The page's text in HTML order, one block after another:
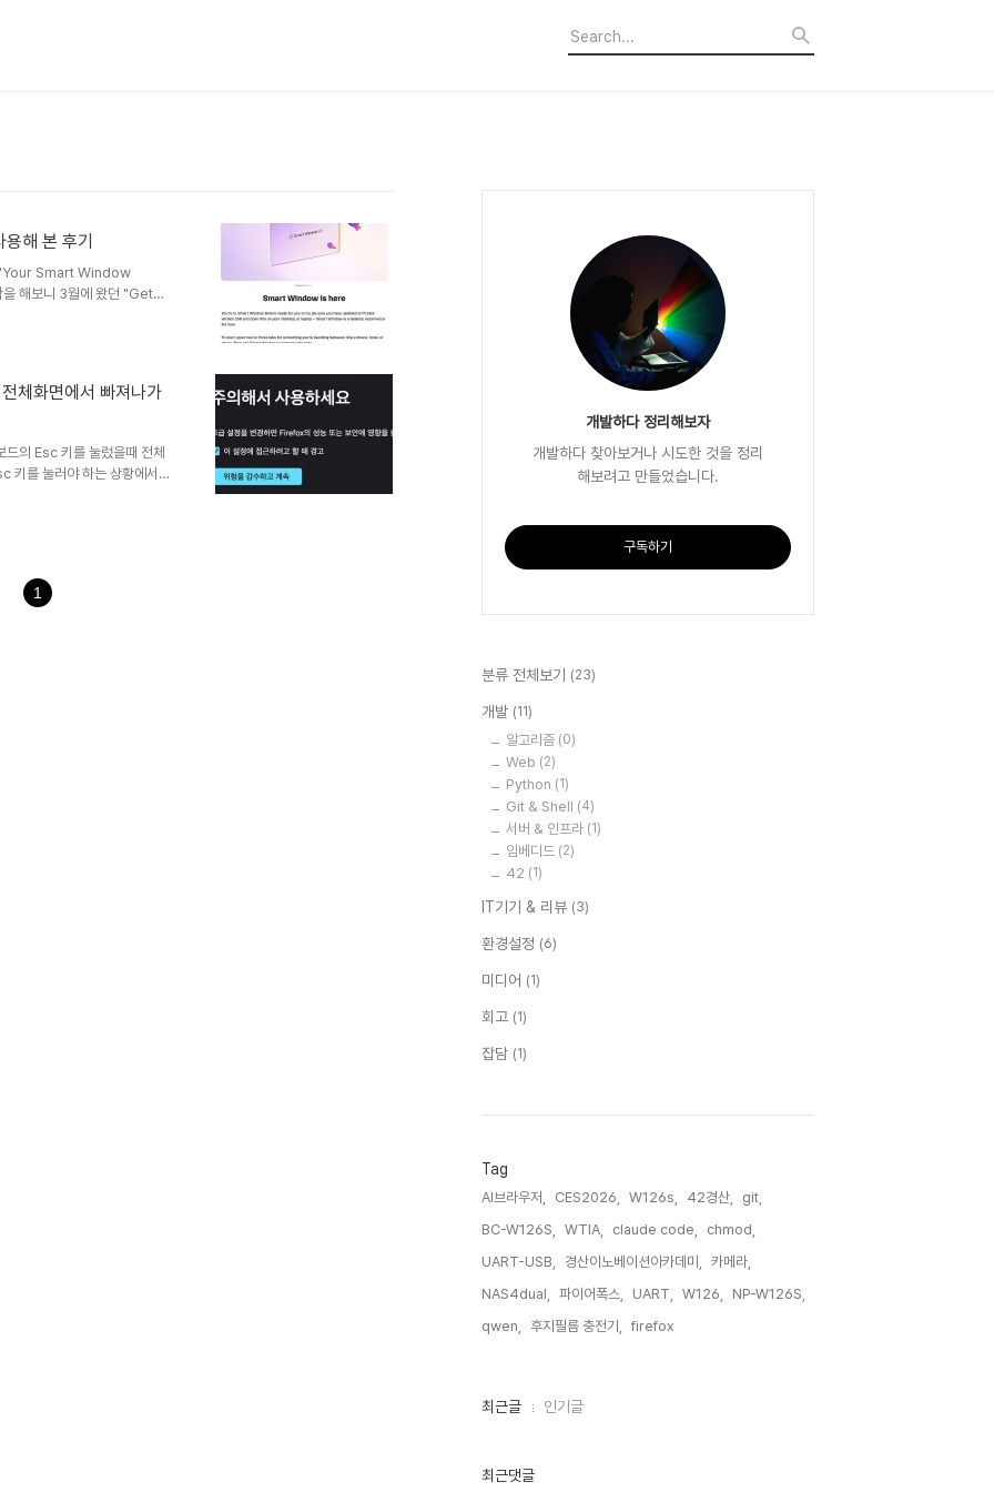
해 본 후기
"Your Smart Window
해보니 3월에 왔던 "Get
메일이 생각났다.이 메
퍼플렉시티의 코멧 브라우
체화면에서 빠져나가
의 Esc 키를 눌렀을때 전체
키를 눌러야 하는 상황에서
를 입력합니다.위험을 감
1
개발하다 정리해보자
개발하다 찾아보거나 시도한 것을 정리
해보려고 만들었습니다.
구독하기
분류 전체보기 (23)
개발 (11)
알고리즘 (0)
Web (2)
Python (1)
Git & Shell (4)
서버 & 인프라 (1)
임베디드 (2)
42 (1)
IT기기 & 리뷰 (3)
환경설정 (6)
미디어 (1)
회고 (1)
잡담 (1)
Tag
AI브라우저, CES2026, W126s, 42경산,
git,
BC-W126S,
WTIA, claude code,
chmod,
UART-USB,
경산이노베이션아카데미,
카메라,
NAS4dual,
파이어폭스, UART, W126,
NP-W126S,
qwen,
후지필름 충전기, firefox,
최
인
최근글 인기글
최근댓글